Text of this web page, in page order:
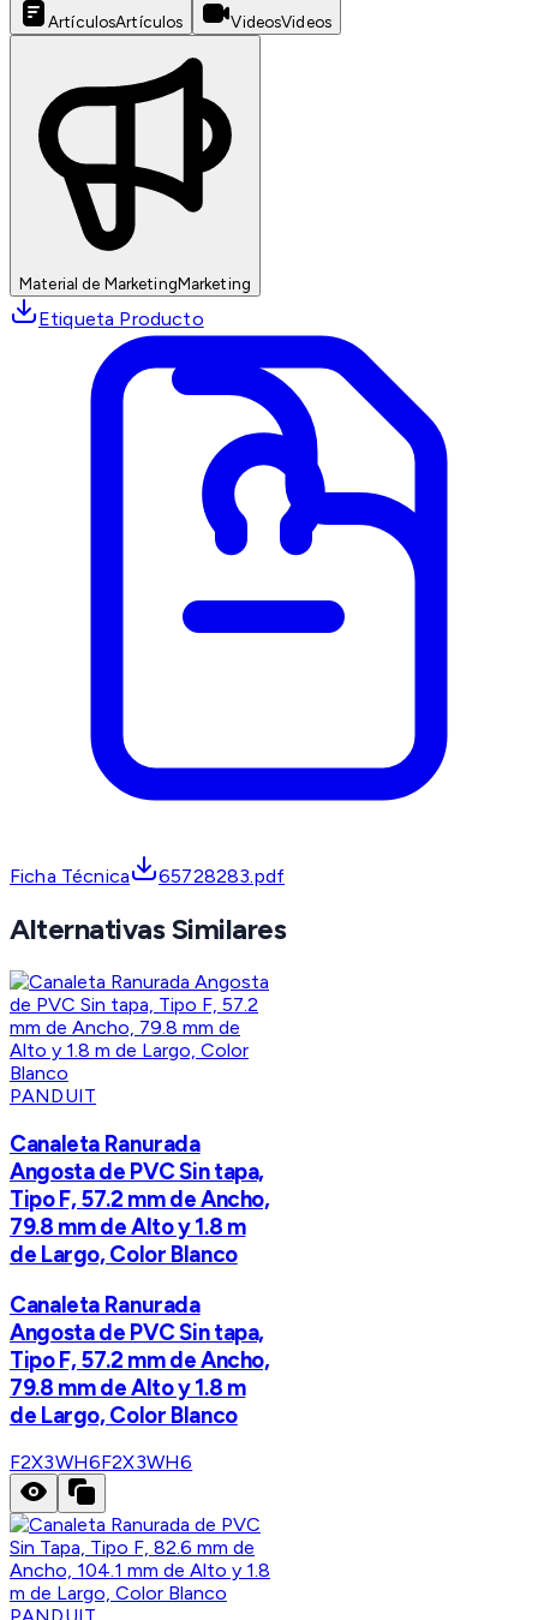
ArtículosArtículos VideosVideos
Material de MarketingMarketing
Etiqueta Producto
Ficha Técnica 65728283.pdf
Alternativas Similares
PANDUIT
Canaleta Ranurada
Angosta de PVC Sin tapa,
Tipo F, 57.2 mm de Ancho,
79.8 mm de Alto y 1.8 m
de Largo, Color Blanco
Canaleta Ranurada
Angosta de PVC Sin tapa,
Tipo F, 57.2 mm de Ancho,
79.8 mm de Alto y 1.8 m
de Largo, Color Blanco
F2X3WH6F2X3WH6